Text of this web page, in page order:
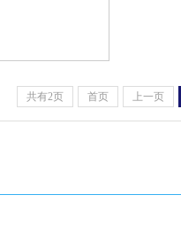
共有2页 首页 上一页